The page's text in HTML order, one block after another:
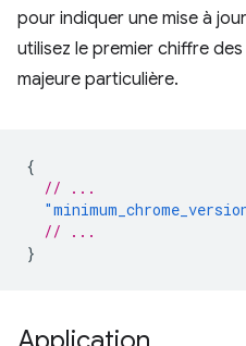
pour indiquer une mise à
utilisez le premier chiffre
majeure particulière.
{
// ...
// ...
}